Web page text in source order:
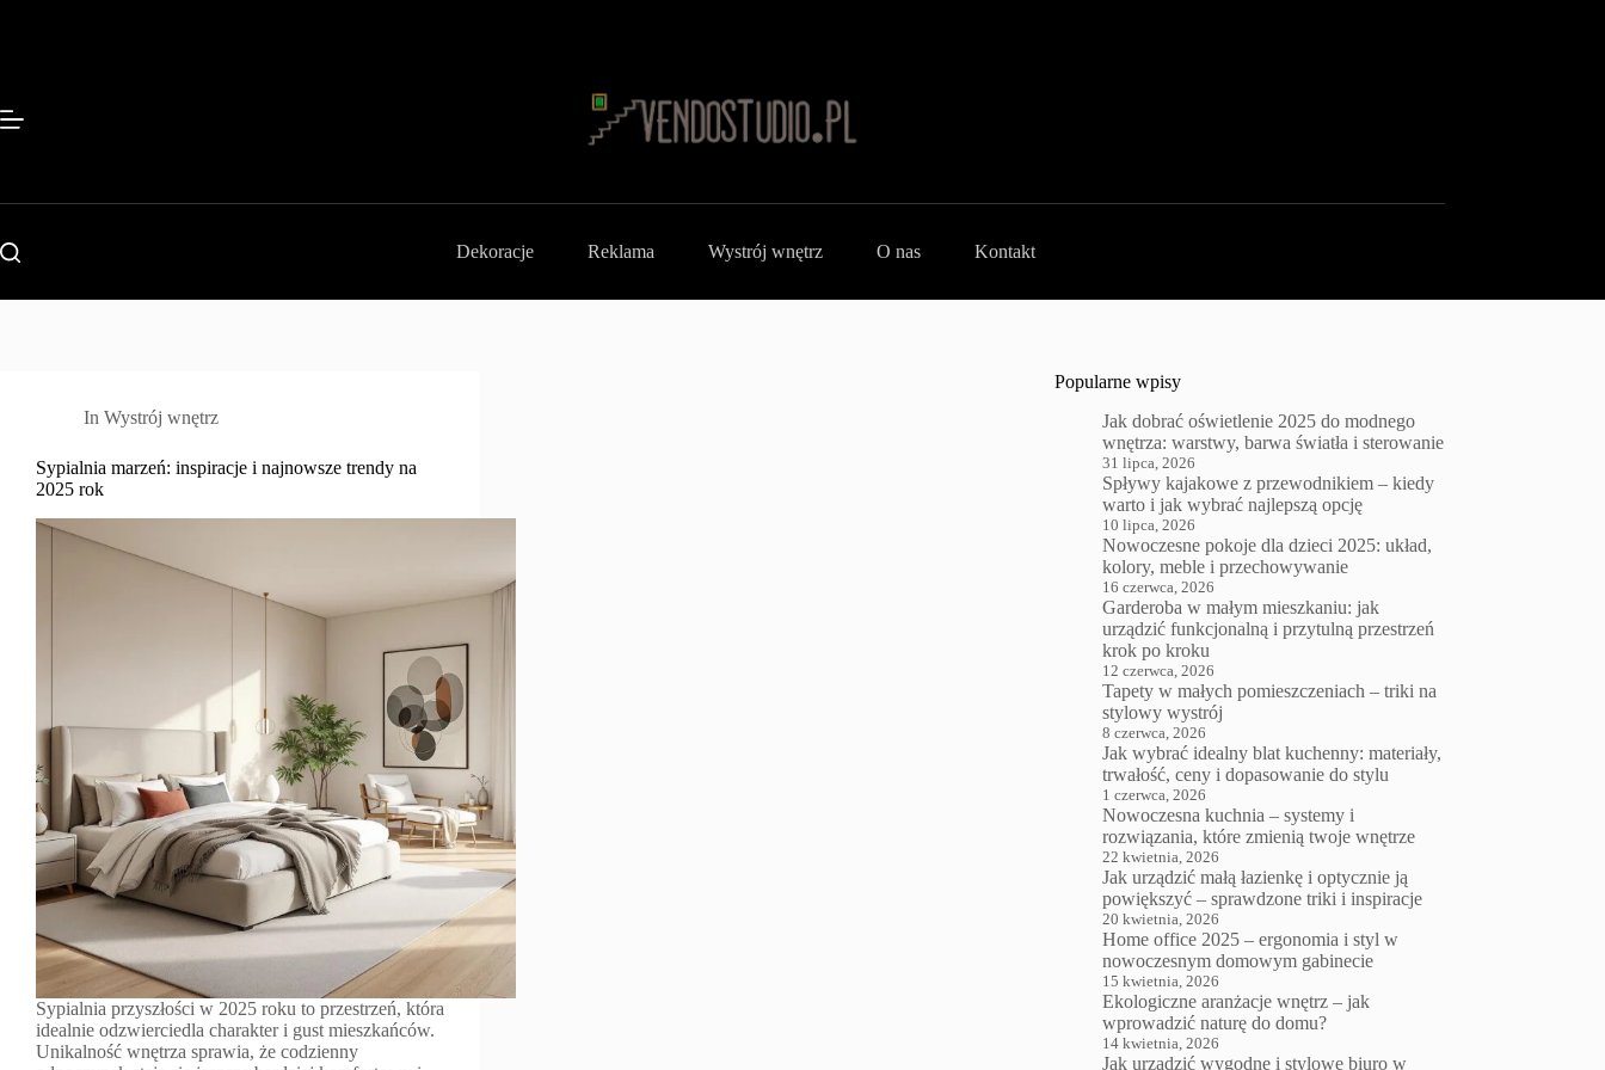
Dekoracje Reklama Wystrój wnętrz O nas Kontakt
In Wystrój wnętrz
Sypialnia marzeń: inspiracje i najnowsze trendy na
2025 rok
Sypialnia przyszłości w 2025 roku to przestrzeń, która
idealnie odzwierciedla charakter i gust mieszkańców.
Unikalność wnętrza sprawia, że codzienny
Popularne wpisy
Jak dobrać oświetlenie 2025 do modnego
wnętrza: warstwy, barwa światła i sterowanie
31 lipca, 2026
Spływy kajakowe z przewodnikiem – kiedy
warto i jak wybrać najlepszą opcję
10 lipca, 2026
Nowoczesne pokoje dla dzieci 2025: układ,
kolory, meble i przechowywanie
16 czerwca, 2026
Garderoba w małym mieszkaniu: jak
urządzić funkcjonalną i przytulną przestrzeń
krok po kroku
12 czerwca, 2026
Tapety w małych pomieszczeniach – triki na
stylowy wystrój
8 czerwca, 2026
Jak wybrać idealny blat kuchenny: materiały,
trwałość, ceny i dopasowanie do stylu
1 czerwca, 2026
Nowoczesna kuchnia – systemy i
rozwiązania, które zmienią twoje wnętrze
22 kwietnia, 2026
Jak urządzić małą łazienkę i optycznie ją
powiększyć – sprawdzone triki i inspiracje
20 kwietnia, 2026
Home office 2025 – ergonomia i styl w
nowoczesnym domowym gabinecie
15 kwietnia, 2026
Ekologiczne aranżacje wnętrz – jak
wprowadzić naturę do domu?
14 kwietnia, 2026
Jak urządzić wygodne i stylowe biuro w